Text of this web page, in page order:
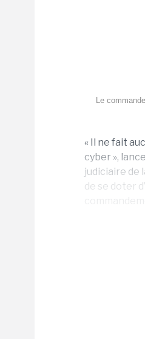
Le
« Il ne fait
cyber »,
judiciaire de
de se doter